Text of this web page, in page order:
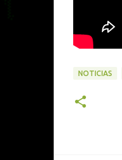
NOTICIAS